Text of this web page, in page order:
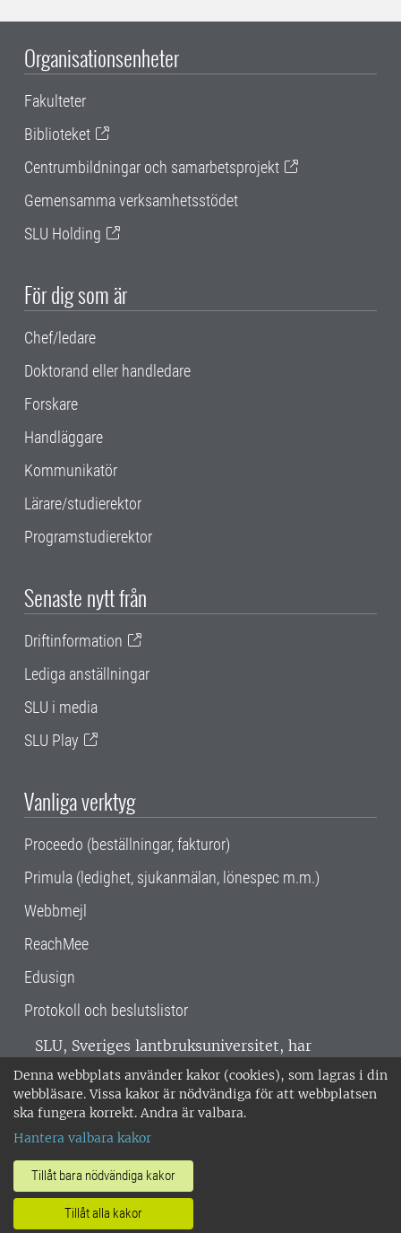
Denna webbplats använder kakor (cookies), som lagras i din
webbläsare. Vissa kakor är nödvändiga för att webbplatsen
ska fungera korrekt. Andra är valbara.
Hantera valbara kakor
Tillåt bara nödvändiga kakor
Tillåt alla kakor
Organisationsenheter
Fakulteter
Biblioteket
Centrumbildningar och samarbetsprojekt
Gemensamma verksamhetsstödet
SLU Holding
För dig som är
Chef/ledare
Doktorand eller handledare
Forskare
Handläggare
Kommunikatör
Lärare/studierektor
Programstudierektor
Senaste nytt från
Driftinformation
Lediga anställningar
SLU i media
SLU Play
Vanliga verktyg
Proceedo (beställningar, fakturor)
Primula (ledighet, sjukanmälan, lönespec m.m.)
Webbmejl
ReachMee
Edusign
Protokoll och beslutslistor
SLU, Sveriges lantbruksuniversitet, har
verksamhet över hela Sverige. Huvudorter är
Alnarp, Uppsala och Umeå.SLU är
miljöcertifierat enligt ISO 14001. •
018-67 10 00 • Org nr: 202100-2817 •
Om SLU:s webbplatser
•Hantera kakor•Behandling av
personuppgifter